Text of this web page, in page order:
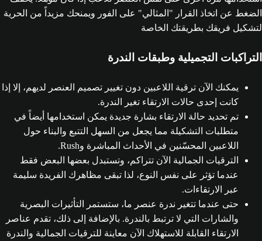
الضغط عن اتخاذ القرار "المثالي" على الفور ويمنحك مزيداً من الحرية
لتشكيل فريقك بطريقتك الخاصة
التراكبات التجميلية وطبقات الندرة
يمكنك الآن ترقية اللاعبين دون تغيير تصميم العنصر لديهم، إلا إذا
كانت إحدى حالات الارتقاء تغير الندرة.
تم تحديد حالة الارتقاء بشارة جديدة يمكن استخدامها أيضاً في
متطلبات التشكيلة مما يجعل من السهل التتبع والبناء حول
اللاعبين المحسّنين في الأحداث المباشرة وRush.
الترقيات الجمالية الآن تتراكم، وتستبدل بعضها البعض فقط
عندما تؤثر على نفس النوع، لذا تبقى مظاهرك الفريدة سليمة
عبر الارتقاءات.
حتى عندما تتغير ندرة عنصر ما، ستستمر التأثيرات البصرية
والشارات التي لا ترتبط بالندرة. بالإضافة إلى ذلك، تقدم عناصر
الارتقاء القابلة للاستهلاك الآن معاينة للترقيات الجمالية والندرة